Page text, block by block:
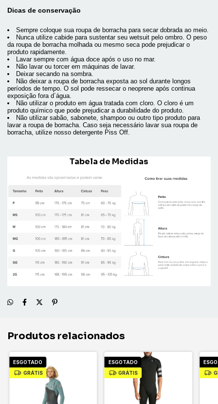
Dicas de conservação
Sempre coloque sua roupa de borracha para secar dobrada ao meio.
Nunca utilize cabide para sustentar seu wetsuit pelo ombro. O peso
da roupa de borracha molhada ou mesmo seca pode prejudicar o
produto rapidamente.
Lavar sempre com água doce após o uso no mar.
Não lavar ou torcer em máquinas de lavar.
Deixar secando na sombra.
Não deixar a roupa de borracha exposta ao sol durante longos
períodos de tempo. O sol pode ressecar o neoprene após continua
exposição fora d´água.
Não utilizar o produto em água tratada com cloro. O cloro é um
produto químico que pode prejudicar a durabilidade do produto.
Não utilizar sabão, sabonete, shampoo ou outro tipo produto para
lavar a roupa de borracha. Caso seja necessário lavar sua roupa de
borracha, utilize nosso detergente Piss Off.
Tabela de Medidas
Produtos relacionados
ESGOTADO
GRÁTIS
ESGOTADO
GRÁTIS